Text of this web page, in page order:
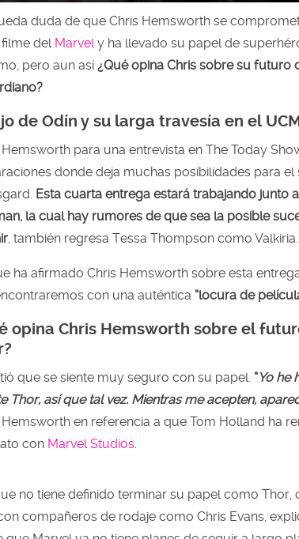
duda de que Chris Hemsworth se
del Marvely ha llevado su papel de
pero aun así ¿Qué opina Chris sobre su futuro
de Odín y su larga travesía en el
para una entrevista en The Today
donde deja muchas posibilidades para el
Esta cuarta entrega estará trabajando junto
la cual hay rumores de que sea la posible
, también regresa Tessa Thompson como Valkiria.
ha afirmado Chris Hemsworth sobre esta
con una auténtica “locura de
opina Chris Hemsworth sobre el
que se siente muy seguro con su papel. “Yo he
Thor, así que tal vez. Mientras me acepten,
Hemsworth en referencia a que Tom Holland ha
con Marvel Studios.
no tiene definido terminar su papel como Thor,
compañeros de rodaje como Chris Evans,